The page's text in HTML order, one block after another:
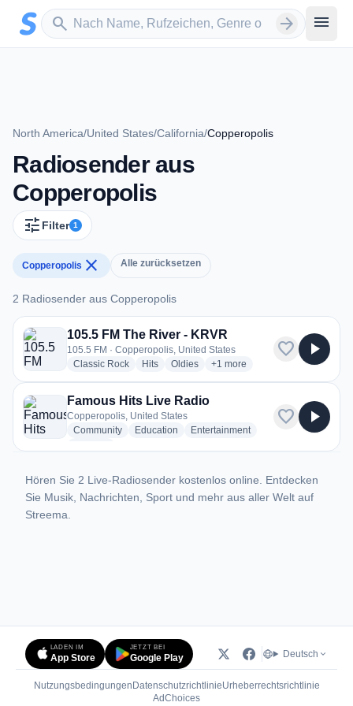
Zum Hauptinhalt springen
search
Sender suchen arrow_forward menu
North America/United States/California/Copperopolis
Radiosender aus
Copperopolis
tune Filter 1
Copperopolis close Alle zurücksetzen
2 Radiosender aus Copperopolis
2 Radiosender aus Copperopolis
105.5 FM The River - KRVR
105.5 FM · Copperopolis, United States
Classic Rockradio stations
Hitsradio stations
Oldiesradio stations
+1 more genres for 105.5 FM
more
favorite play_arrow
Famous Hits Live Radio
Copperopolis, United States
Communityradio stations
Education radio stations
Entertainmentradio stations
favorite play_arrow
Hören Sie 2 Live-Radiosender kostenlos online. Entdecken
Sie Musik, Nachrichten, Sport und mehr aus aller Welt auf
Streema.
LADEN IM
App Store
JETZT BEI
Google Play Deutsch
Nutzungsbedingungen DatenschutzrichtlinieUrheberrechtsrichtlinie
AdChoices(öffnet in neuem Tab)